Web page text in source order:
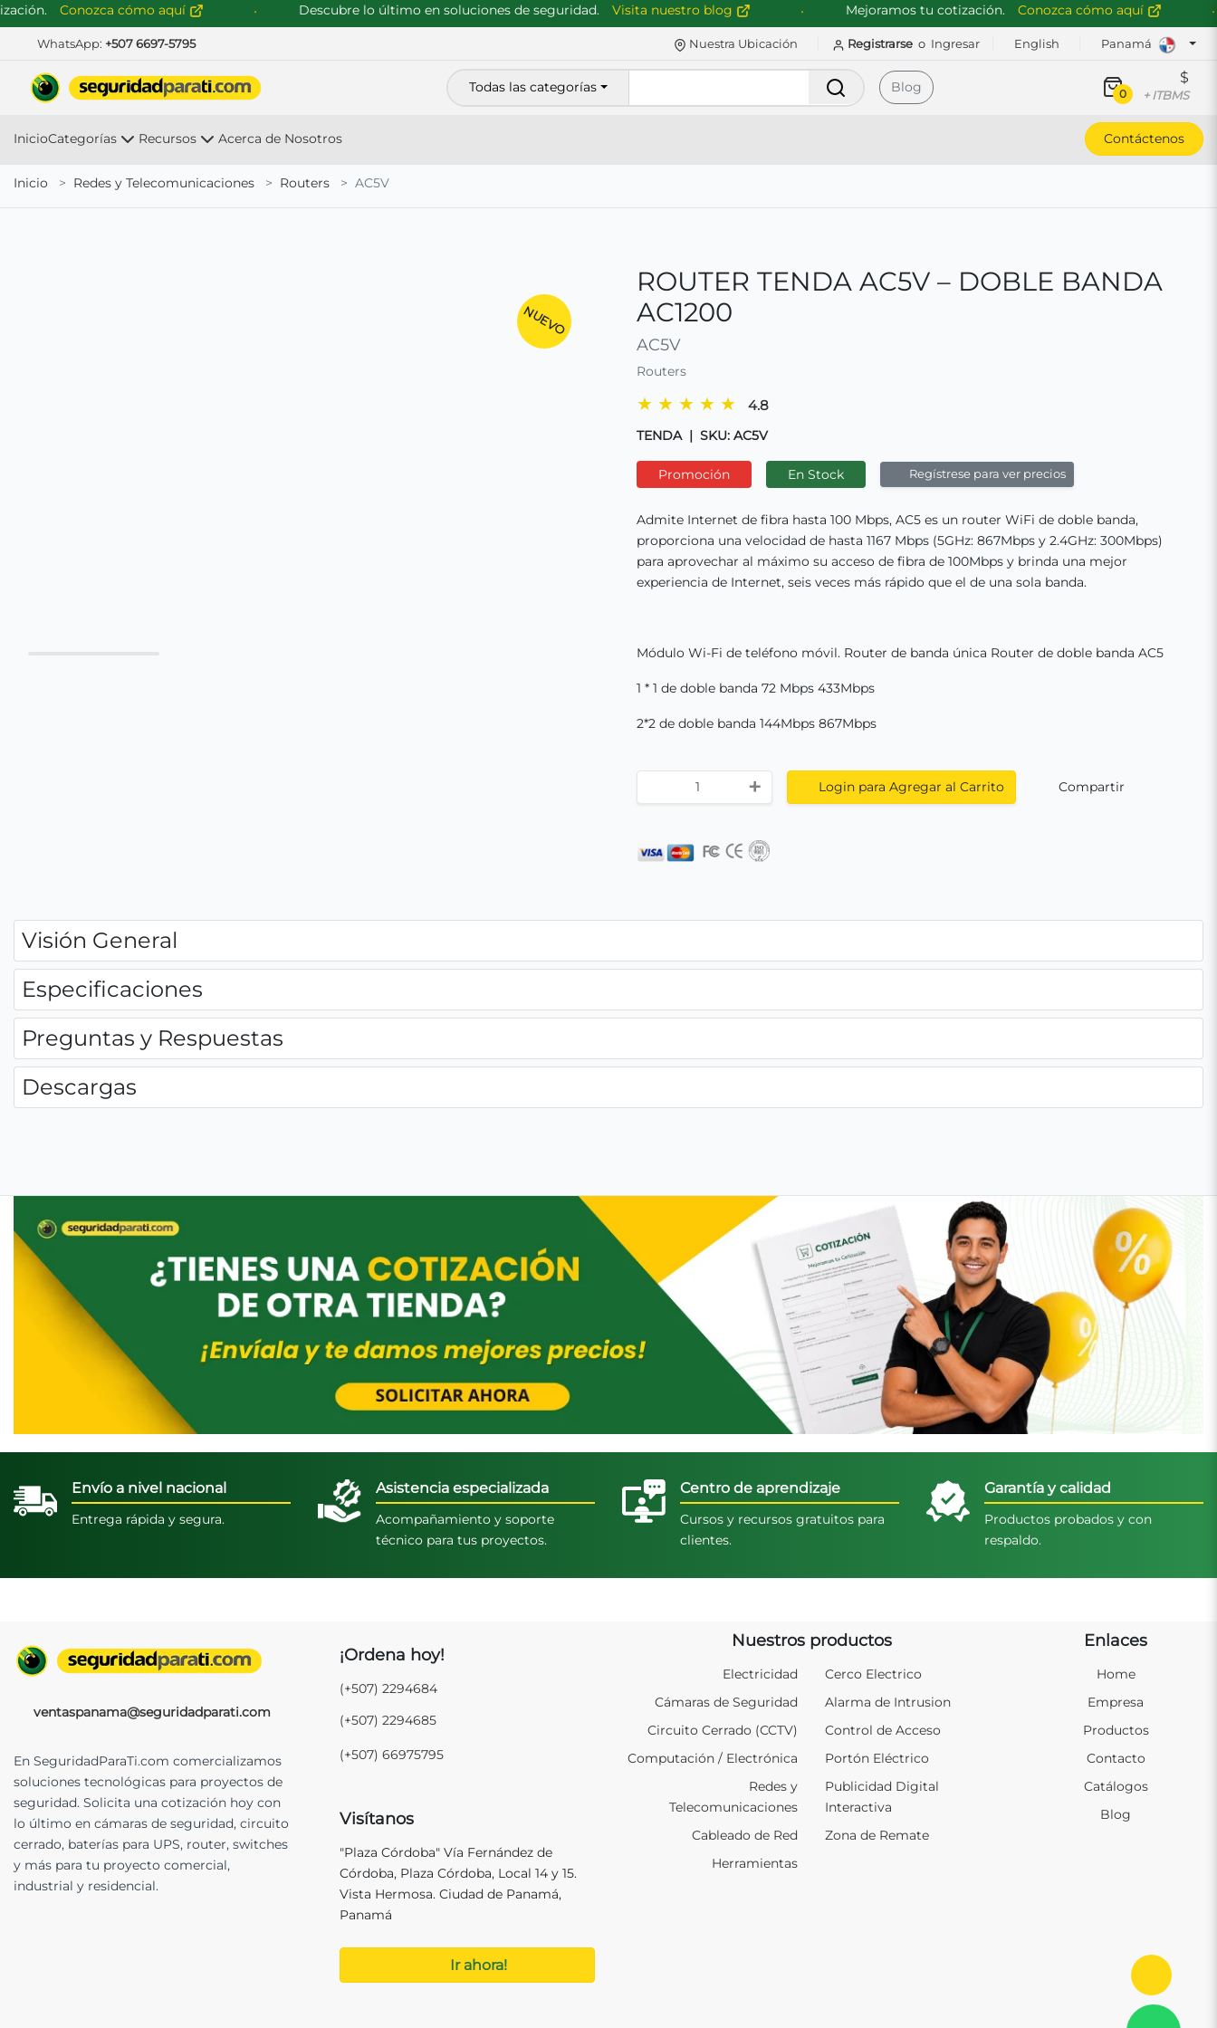
Mejoramos tu cotización. Conozca cómo aquí
Conozca cómo aquí Descubre lo último en soluciones de seguridad. Visita nuestro blog
WhatsApp: +507 6697-5795 Nuestra Ubicación Registrarse o Ingresar English Panamá
Todas las categorías Buscar Blog 0
$
+ ITBMS
InicioCategorías Recursos Acerca de Nosotros Contáctenos
Inicio Redes y Telecomunicaciones Routers AC5V
NUEVO
ROUTER TENDA AC5V – DOBLE BANDA
AC1200
AC5V
Routers
★ ★ ★ ★ ★ 4.8
TENDA | SKU: AC5V
Promoción En Stock Regístrese para ver precios
Admite Internet de fibra hasta 100 Mbps, AC5 es un router WiFi de doble banda,
proporciona una velocidad de hasta 1167 Mbps (5GHz: 867Mbps y 2.4GHz: 300Mbps)
para aprovechar al máximo su acceso de fibra de 100Mbps y brinda una mejor
experiencia de Internet, seis veces más rápido que el de una sola banda.
Módulo Wi-Fi de teléfono móvil. Router de banda única Router de doble banda AC5
1 * 1 de doble banda 72 Mbps 433Mbps
2*2 de doble banda 144Mbps 867Mbps
+ Login para Agregar al Carrito Compartir
Visión General
Especificaciones
Preguntas y Respuestas
Descargas
Ir al
Envío a nivel nacional
Entrega rápida y segura.
Asistencia especializada
Acompañamiento y soporte
técnico para tus proyectos.
Centro de aprendizaje
Cursos y recursos gratuitos para
clientes.
Garantía y calidad
Productos probados y con
respaldo.
ventaspanama@seguridadparati.com
En SeguridadParaTi.com comercializamos
soluciones tecnológicas para proyectos de
seguridad. Solicita una cotización hoy con
lo último en cámaras de seguridad, circuito
cerrado, baterías para UPS, router, switches
y más para tu proyecto comercial,
industrial y residencial.
¡Ordena hoy!
(+507) 2294684
(+507) 2294685
(+507) 66975795
Visítanos
"Plaza Córdoba" Vía Fernández de
Córdoba, Plaza Córdoba, Local 14 y 15.
Vista Hermosa. Ciudad de Panamá,
Panamá
Ir ahora!
Nuestros productos
Electricidad
Cámaras de Seguridad
Circuito Cerrado (CCTV)
Computación / Electrónica
Redes y
Telecomunicaciones
Cableado de Red
Herramientas
Cerco Electrico
Alarma de Intrusion
Control de Acceso
Portón Eléctrico
Publicidad Digital
Interactiva
Zona de Remate
Enlaces
Home
Empresa
Productos
Contacto
Catálogos
Blog